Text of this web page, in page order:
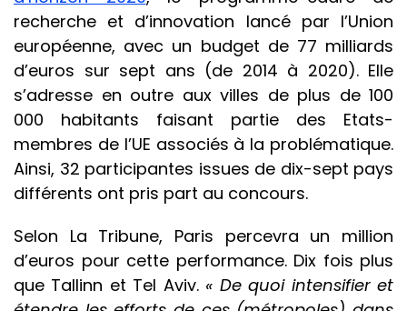
recherche et d’innovation lancé par l’Union
européenne, avec un budget de 77 milliards
d’euros sur sept ans (de 2014 à 2020). Elle
s’adresse en outre aux villes de plus de 100
000 habitants faisant partie des Etats-
membres de l’UE associés à la problématique.
Ainsi, 32 participantes issues de dix-sept pays
différents ont pris part au concours.
Selon La Tribune, Paris percevra un million
d’euros pour cette performance. Dix fois plus
que Tallinn et Tel Aviv. « De quoi intensifier et